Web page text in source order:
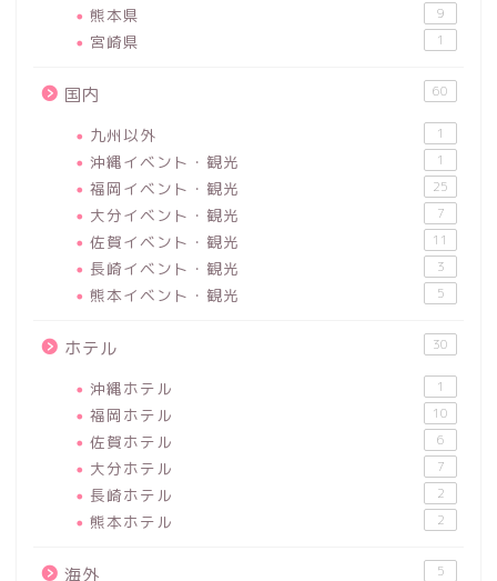
熊本県 9
宮崎県 1
国内 60
九州以外 1
沖縄イベント・観光 1
福岡イベント・観光 25
大分イベント・観光 7
佐賀イベント・観光 11
長崎イベント・観光 3
熊本イベント・観光 5
ホテル 30
沖縄ホテル 1
福岡ホテル 10
佐賀ホテル 6
大分ホテル 7
長崎ホテル 2
熊本ホテル 2
海外 5